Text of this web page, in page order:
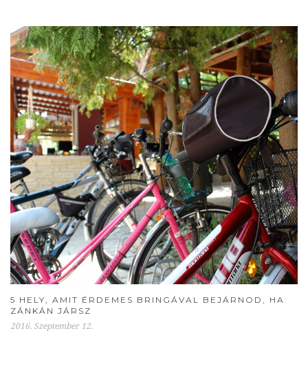
5 HELY, AMIT ÉRDEMES BRINGÁVAL BEJÁRNOD, HA
ZÁNKÁN JÁRSZ
2016. Szeptember 12.